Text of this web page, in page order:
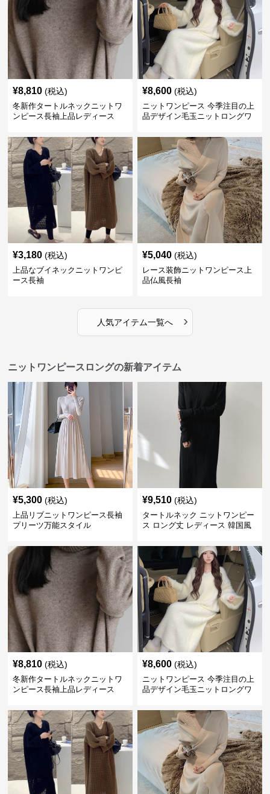
¥8,810 (税込)
冬新作タートルネックニットワ
ンピース長袖上品レディース
¥8,600 (税込)
ニットワンピース 今季注目の上
品デザイン毛玉ニットロングワ
¥3,180 (税込)
上品なブイネックニットワンピ
ース長袖
¥5,040 (税込)
レース装飾ニットワンピース上
品仏風長袖
人気アイテム一覧へ ›
ニットワンピースロングの新着アイテム
¥5,300 (税込)
上品リブニットワンピース長袖
プリーツ万能スタイル
¥9,510 (税込)
タートルネック ニットワンピー
ス ロング丈 レディース 韓国風
¥8,810 (税込)
冬新作タートルネックニットワ
ンピース長袖上品レディース
¥8,600 (税込)
ニットワンピース 今季注目の上
品デザイン毛玉ニットロングワ